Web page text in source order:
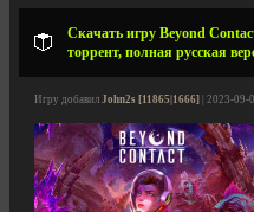
Скачать игру Beyond
торрент, полная русская
Игру добавил John2s [11865|1666] | 2023-09-